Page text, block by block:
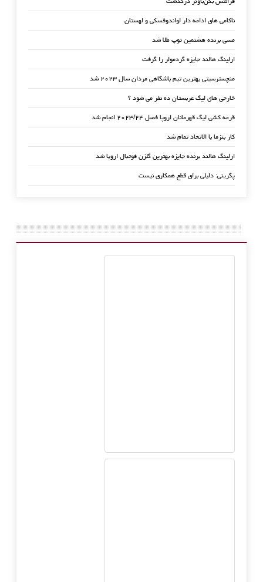
ناکامی های ادامه دار لواندوفسکی و لهستان
مسی برنده هشتمین توپ طلا شد
ارلینگ هالند جایزه گردمولر را گرفت
منچسترسیتی بهترین تیم باشگاهی مردان سال ۲۰۲۳ شد
خارجی های لیگ عربستان ده نفر می شود ؟
قرعه کشی لیگ قهرمانان اروپا فصل ۲۰۲۳/۲۴ انجام شد
کار بنزما با الاتحاد تمام شد
ارلینگ هالند برنده جایزه بهترین گلزن فوتبال اروپا شد
پگرینی: دلیلی برای قطع همکاری نیست